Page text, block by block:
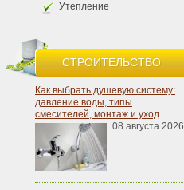
Утепление
СТРОИТЕЛЬСТВО
Как выбрать душевую систему:
давление воды, типы
смесителей, монтаж и уход
08 августа 2026